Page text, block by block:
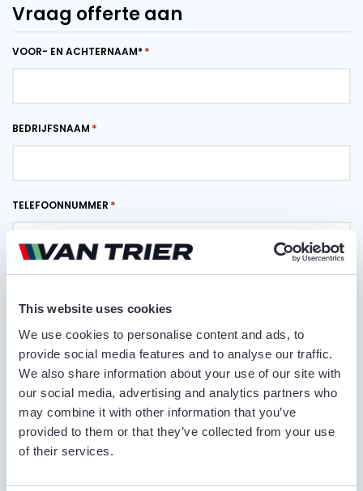
This website uses cookies
We use cookies to personalise content and ads, to
provide social media features and to analyse our traffic.
We also share information about your use of our site with
our social media, advertising and analytics partners who
may combine it with other information that you’ve
provided to them or that they’ve collected from your use
of their services.
Vraag offerte aan
VOOR- EN ACHTERNAAM*
BEDRIJFSNAAM
TELEFOONNUMMER
LEVERPLAATS
OPMERKINGEN